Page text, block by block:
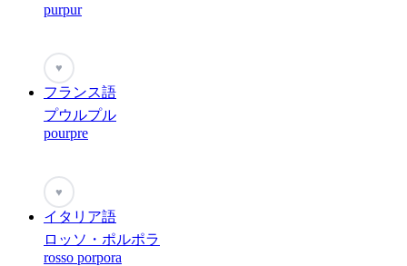
purpur
♥
フランス語
プウルプル
pourpre
♥
イタリア語
ロッソ・ポルポラ
rosso porpora